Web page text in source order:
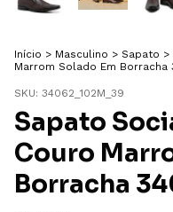
Início > Masculino > Sapato >
Marrom Solado Em Borracha
SKU: 34062_102M_39
Sapato
Couro
Borracha